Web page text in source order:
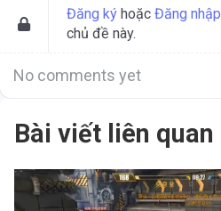
Đăng ký hoặc Đăng nhập
chủ đề này.
No comments yet
Bài viết liên quan